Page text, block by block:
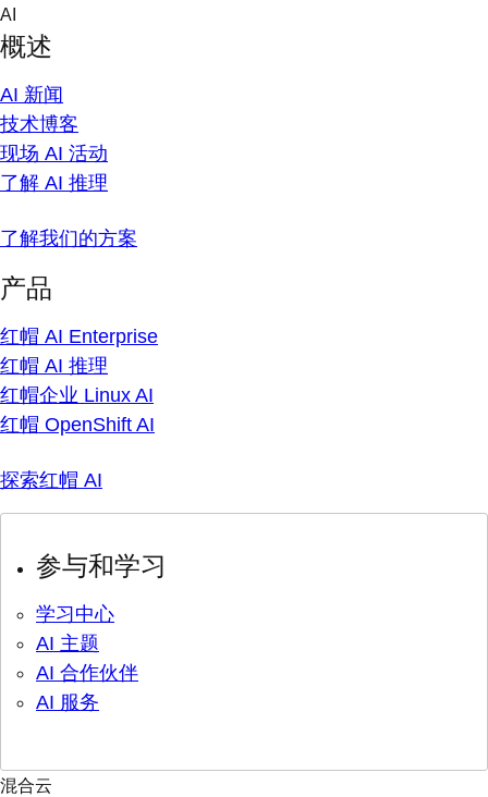
Skip
content
AI
概述
AI 新闻
技术博客
现场 AI 活动
了解 AI 推理
了解我们的方案
产品
红帽 AI Enterprise
红帽 AI 推理
红帽企业 Linux AI
红帽 OpenShift AI
探索红帽 AI
参与和学习
学习中心
AI 主题
AI 合作伙伴
AI 服务
混合云